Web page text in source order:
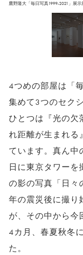
鷹野隆大「毎日写真1999-2021」展
4つめの部屋は「
集めて3つのセク
ひとつは『光の欠
れ距離が生まれる
ています。真ん中
日に東京タワー
の影の写真「日々
年の震災後に撮り
が、その中から
4カ月、春夏秋冬
た。